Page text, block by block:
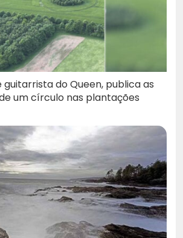
do Queen, publica as
um círculo nas plantações